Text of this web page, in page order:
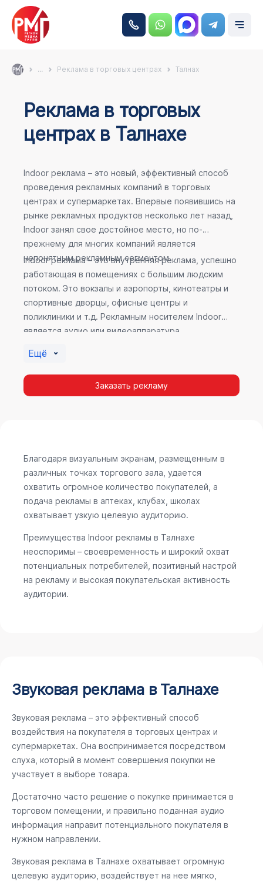
... Реклама в торговых центрах Талнах
Реклама в торговых
центрах в Талнахе
Indoor реклама – это новый, эффективный способ
проведения рекламных компаний в торговых
центрах и супермаркетах. Впервые появившись на
рынке рекламных продуктов несколько лет назад,
Indoor занял свое достойное место, но по-
прежнему для многих компаний является
непонятным рекламным сегментом.
Indoor реклама – это внутренняя реклама, успешно
работающая в помещениях с большим людским
потоком. Это вокзалы и аэропорты, кинотеатры и
спортивные дворцы, офисные центры и
поликлиники и т.д. Рекламным носителем Indoor
является аудио или видеоаппаратура,
эффективность приносит такой вид рекламы в
местах продаж, поскольку воздействие на
покупателя в момент выбора товара наиболее
Indoor рекламы.
Ещё
Заказать рекламу
Благодаря визуальным экранам, размещенным в
различных точках торгового зала, удается
охватить огромное количество покупателей, а
подача рекламы в аптеках, клубах, школах
охватывает узкую целевую аудиторию.
Преимущества Indoor рекламы в Талнахе
неоспоримы – своевременность и широкий охват
потенциальных потребителей, позитивный настрой
на рекламу и высокая покупательская активность
аудитории.
Звуковая реклама в Талнахе
Звуковая реклама – это эффективный способ
воздействия на покупателя в торговых центрах и
супермаркетах. Она воспринимается посредством
слуха, который в момент совершения покупки не
участвует в выборе товара.
Достаточно часто решение о покупке принимается в
торговом помещении, и правильно поданная аудио
информация направит потенциального покупателя в
нужном направлении.
Звуковая реклама в Талнахе охватывает огромную
целевую аудиторию, воздействует на нее мягко,